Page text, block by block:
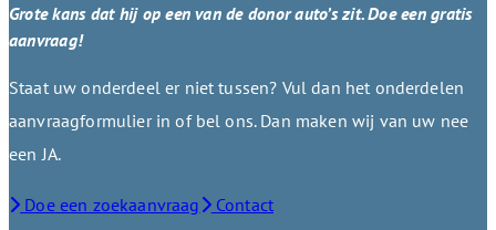
Grote kans dat hij op een van de donor auto’s zit. Doe een gratis
aanvraag!
Staat uw onderdeel er niet tussen? Vul dan het onderdelen
aanvraagformulier in of bel ons. Dan maken wij van uw nee
een JA.
Doe een zoekaanvraag Contact